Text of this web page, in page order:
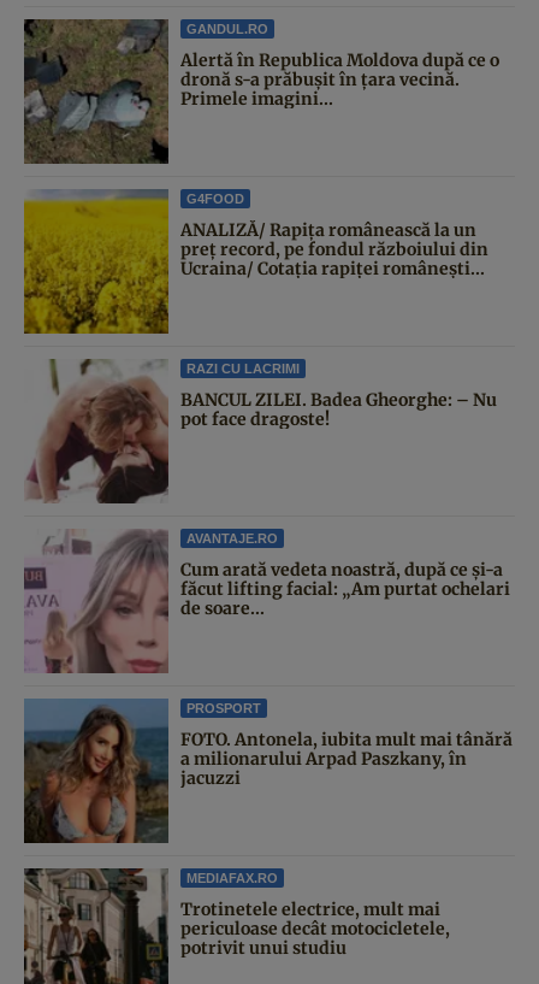
GANDUL.RO
Alertă în Republica Moldova după ce o
dronă s-a prăbușit în țara vecină.
Primele imagini...
G4FOOD
ANALIZĂ/ Rapița românească la un
preț record, pe fondul războiului din
Ucraina/ Cotația rapiței românești...
RAZI CU LACRIMI
BANCUL ZILEI. Badea Gheorghe: – Nu
pot face dragoste!
AVANTAJE.RO
Cum arată vedeta noastră, după ce și-a
făcut lifting facial: „Am purtat ochelari
de soare...
PROSPORT
FOTO. Antonela, iubita mult mai tânără
a milionarului Arpad Paszkany, în
jacuzzi
MEDIAFAX.RO
Trotinetele electrice, mult mai
periculoase decât motocicletele,
potrivit unui studiu